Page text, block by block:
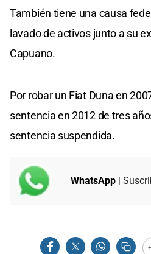
También tiene una causa
lavado de activos junto a su
Capuano.
Por robar un Fiat Duna en
sentencia en 2012 de tres
sentencia suspendida.
WhatsApp |